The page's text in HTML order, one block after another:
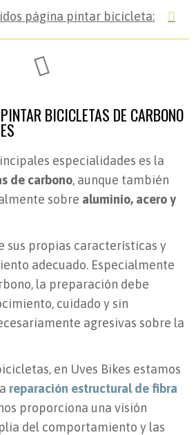
página pintar bicicleta:
BICICLETAS DE CARBONO
especialidades es la
de carbono, aunque también
sobre aluminio, acero y
sus propias características y
adecuado. Especialmente
la preparación debe
cuidado y sin
agresivas sobre la
en Uves Bikes estamos
reparación estructural de fibra
proporciona una visión
del comportamiento y las